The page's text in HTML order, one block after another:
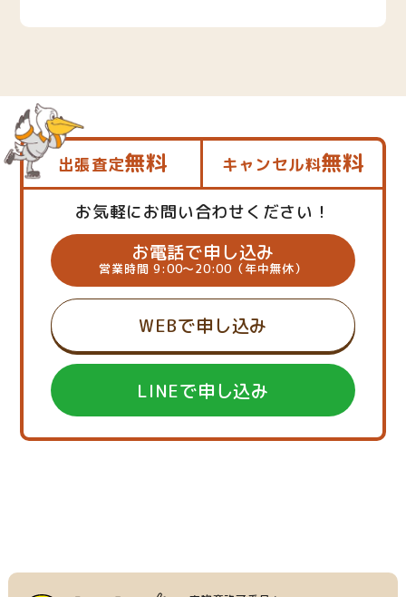
出張査定無料 キャンセル料無料
お気軽にお問い合わせください！
お電話で申し込み
営業時間 9:00～20:00（年中無休）
WEBで申し込み
LINEで申し込み